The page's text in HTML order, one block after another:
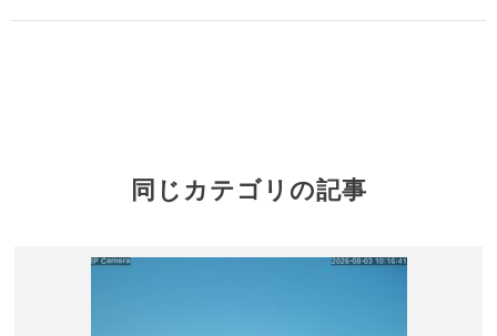
同じカテゴリの記事